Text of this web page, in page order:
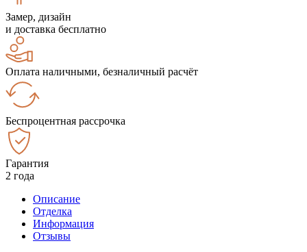
Замер, дизайн
и доставка бесплатно
Оплата наличными, безналичный расчёт
Беспроцентная рассрочка
Гарантия
2 года
Описание
Отделка
Информация
Отзывы